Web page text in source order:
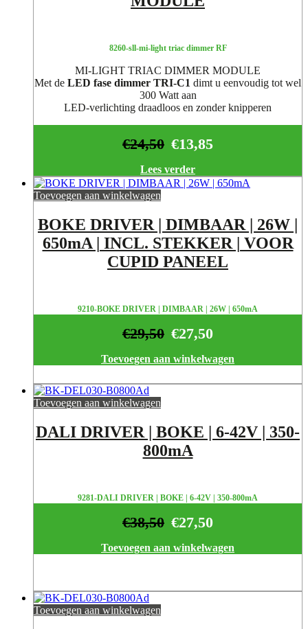
8260-sll-mi-light triac dimmer RF
MI-LIGHT TRIAC DIMMER MODULE
Met de LED fase dimmer TRI-C1 dimt u eenvoudig tot wel
300 Watt aan
LED-verlichting draadloos en zonder knipperen
€13,85
€24,50
Lees verder
Toevoegen aan winkelwagen
BOKE DRIVER | DIMBAAR | 26W |
650mA | INCL. STEKKER | VOOR
CUPID PANEEL
9210-BOKE DRIVER | DIMBAAR | 26W | 650mA
€27,50
€29,50
Toevoegen aan winkelwagen
Toevoegen aan winkelwagen
DALI DRIVER | BOKE | 6-42V | 350-
800mA
9281-DALI DRIVER | BOKE | 6-42V | 350-800mA
€27,50
€38,50
Toevoegen aan winkelwagen
Toevoegen aan winkelwagen